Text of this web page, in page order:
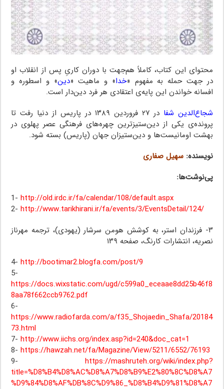
محتوای این کتاب، کاملاً هم‌‌جهت با دوران کاریِ پس از انقلاب او
در جهت حمله به مفهوم «خدا» و ماهیت «دین» و اسطوره و
افسانه خواندن این پایه‌ی اعتقادی هر فرد دین‌دار است.
شجاع‌الدین شفا
در ۲۷ فروردین ۱۳۸۹ در پاریس از دنیا رفت تا
پرونده‌ی یکی از دین‌ستیزترین چهره‌های فرهنگی عصر پهلوی در
بهشت اومانیست‌ها و دین‌ستیزان جهان (پاریس) بسته شود.
نویسنده:سهیل صفاری
پی‌نوشت‌ها:
1-http://old.irdc.ir/fa/calendar/108/default.aspx
2-http://www.tarikhirani.ir/fa/events/3/EventsDetail/124/
۳- فرزندان استر، به کوشش هومن سرشار (یهودی)، ترجمه مهرناز
نصریه، انتشارات کارنگ، صفحه ۱۳۹
4-http://bootimar2.blogfa.com/post/9
5-
https://docs.wixstatic.com/ugd/c599a0_eceaae8dd25b46f8
8aa78f662ccb9762.pdf
6-
https://www.radiofarda.com/a/f35_Shojaedin_Shafa/20184
73.html
7-http://www.iichs.org/index.asp?id=240&doc_cat=1
8-https://hawzah.net/fa/Magazine/View/5211/6552/76193
9- https://mashruteh.org/wiki/index.php?
title=%D8%B4%D8%AC%D8%A7%D8%B9%E2%80%8C%D8%A7
%D9%84%D8%AF%DB%8C%D9%86_%D8%B4%D9%81%D8%A7